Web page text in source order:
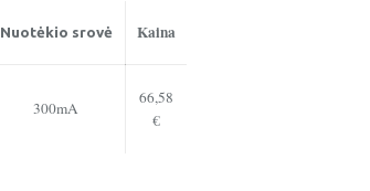
Nuotėkio srovė Kaina
300mA
66,58
€